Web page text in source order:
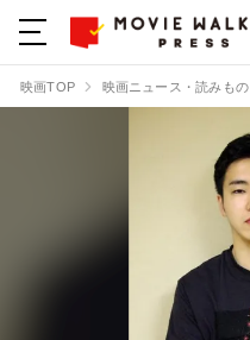
映画TOP 映画ニュース・読みもの